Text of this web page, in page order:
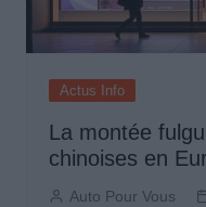
Actus Info
La montée
chinoises en
Auto Pour Vous